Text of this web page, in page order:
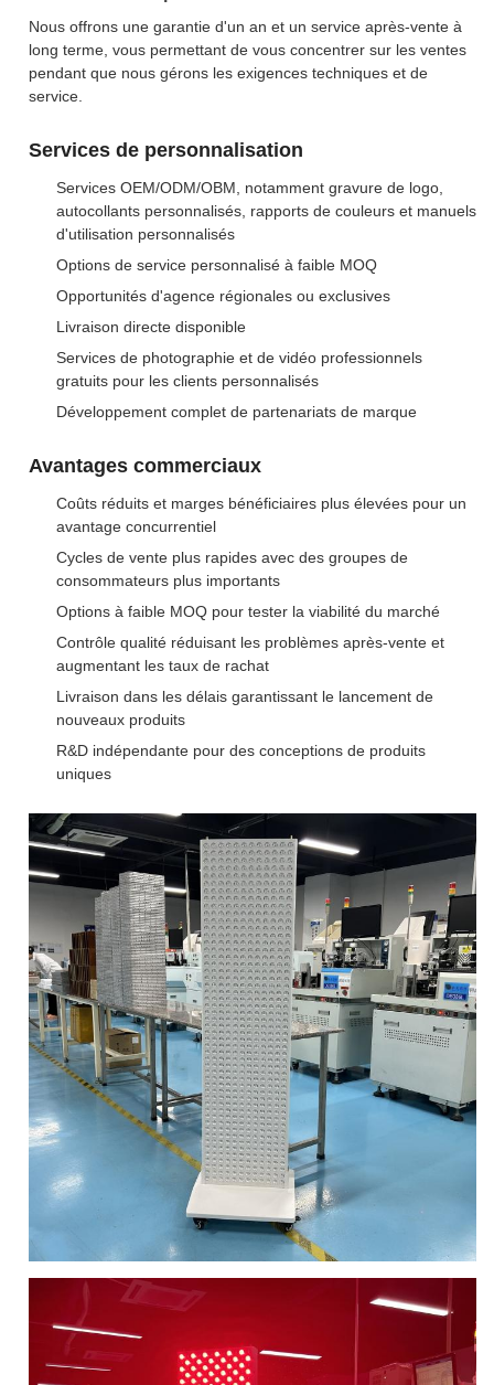
Nous offrons une garantie d'un an et un service après-vente à
long terme, vous permettant de vous concentrer sur les ventes
pendant que nous gérons les exigences techniques et de
service.
Services de personnalisation
Services OEM/ODM/OBM, notamment gravure de logo,
autocollants personnalisés, rapports de couleurs et manuels
d'utilisation personnalisés
Options de service personnalisé à faible MOQ
Opportunités d'agence régionales ou exclusives
Livraison directe disponible
Services de photographie et de vidéo professionnels
gratuits pour les clients personnalisés
Développement complet de partenariats de marque
Avantages commerciaux
Coûts réduits et marges bénéficiaires plus élevées pour un
avantage concurrentiel
Cycles de vente plus rapides avec des groupes de
consommateurs plus importants
Options à faible MOQ pour tester la viabilité du marché
Contrôle qualité réduisant les problèmes après-vente et
augmentant les taux de rachat
Livraison dans les délais garantissant le lancement de
nouveaux produits
R&D indépendante pour des conceptions de produits
uniques